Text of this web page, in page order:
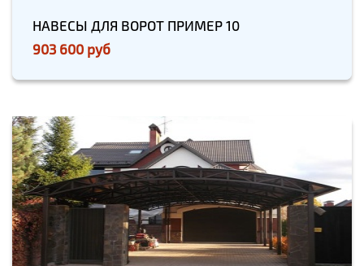
НАВЕСЫ ДЛЯ ВОРОТ ПРИМЕР 10
903 600 руб